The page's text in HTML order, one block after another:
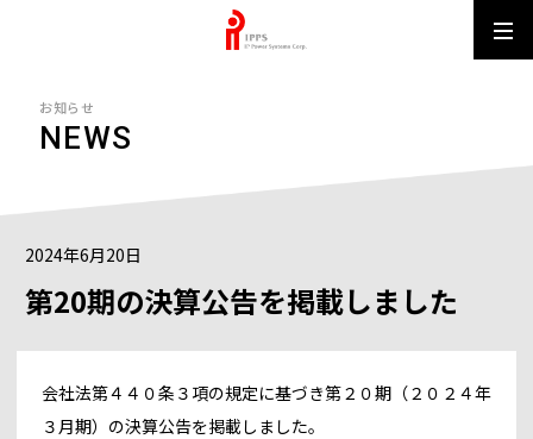
IPPS
お知らせ
NEWS
2024年6月20日
第20期の決算公告を掲載しました
会社法第４４０条３項の規定に基づき第２０期（２０２４年
３月期）の決算公告を掲載しました。